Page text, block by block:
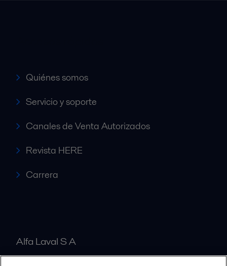
Quiénes somos
Servicio y soporte
Canales de Venta Autorizados
Revista HERE
Carrera
Alfa Laval S A